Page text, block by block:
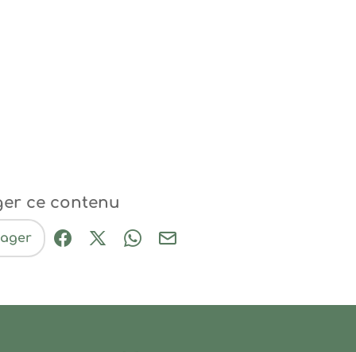
ce contenu
Partager sur Facebook (nouvelle
Partager sur X / Twitter (nouvelle
Partager sur WhatsApp
Partager par mail